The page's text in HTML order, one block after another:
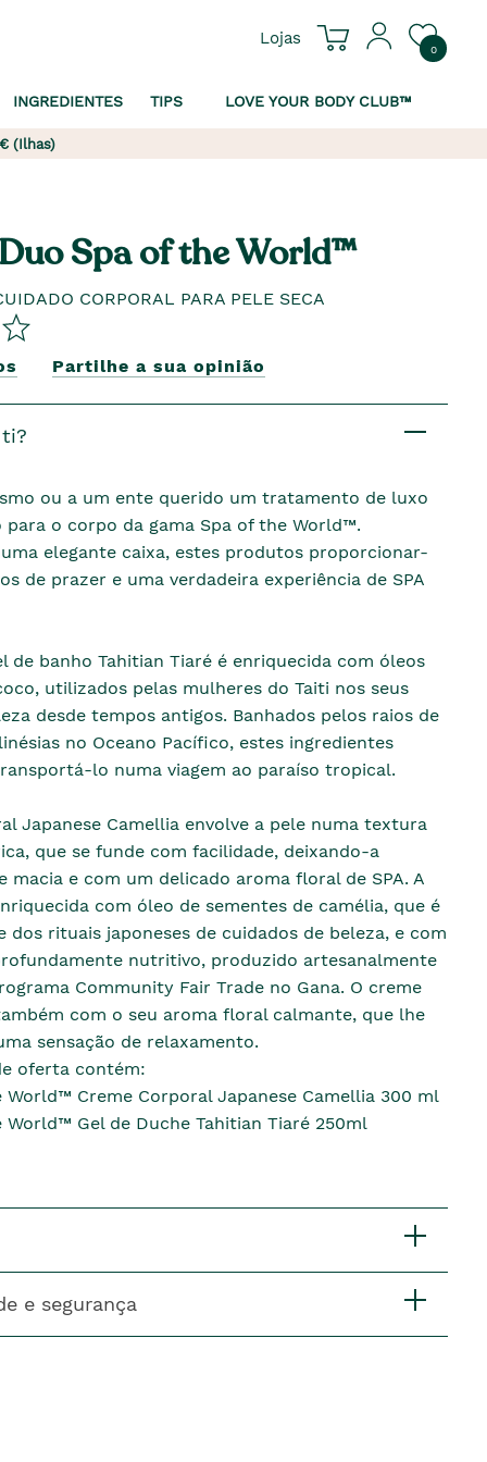
Lojas
0
INGREDIENTES TIPS LOVE YOUR BODY CLUB™
(Ilhas)
Spa of the World™
CORPORAL PARA PELE SECA
Partilhe a sua opinião
ou a um ente querido um tratamento de luxo
o corpo da gama Spa of the World™.
elegante caixa, estes produtos proporcionar-
de prazer e uma verdadeira experiência de SPA
de banho Tahitian Tiaré é enriquecida com óleos
utilizados pelas mulheres do Taiti nos seus
desde tempos antigos. Banhados pelos raios de
no Oceano Pacífico, estes ingredientes
lo numa viagem ao paraíso tropical.
Japanese Camellia envolve a pele numa textura
que se funde com facilidade, deixando-a
macia e com um delicado aroma floral de SPA. A
com óleo de sementes de camélia, que é
dos rituais japoneses de cuidados de beleza, e com
nutritivo, produzido artesanalmente
Community Fair Trade no Gana. O creme
com o seu aroma floral calmante, que lhe
sensação de relaxamento.
oferta contém:
World™ Creme Corporal Japanese Camellia 300 ml
World™ Gel de Duche Tahitian Tiaré 250ml
e segurança